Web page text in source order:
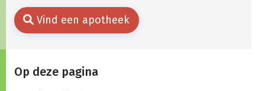
Vind een apotheek
Op deze pagina